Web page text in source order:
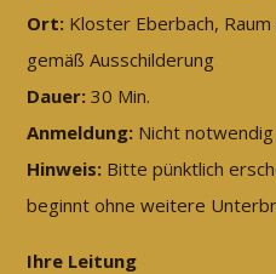
Ort: Kloster Eberbach,
gemäß Ausschilderung
Dauer: 30 Min.
Anmeldung: Nicht notwendig
Hinweis: Bitte pünktlich
beginnt ohne weitere
Ihre Leitung